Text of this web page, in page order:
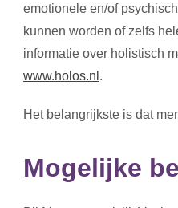
emotionele en/of
kunnen worden of zelfs
informatie over holistisch
www.holos.nl .
Het belangrijkste is dat
Mogelijke